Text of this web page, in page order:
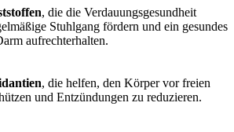
, die die Verdauungsgesundheit
Stuhlgang fördern und ein gesundes
aufrechterhalten.
, die helfen, den Körper vor freien
und Entzündungen zu reduzieren.